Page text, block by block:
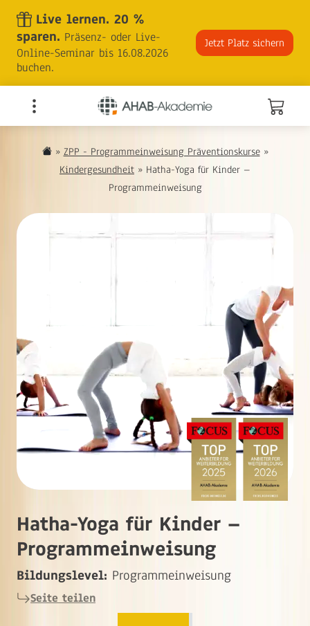
content
Live lernen. 20 %
sparen. Präsenz- oder Live-
Online-Seminar bis 16.08.2026
buchen.
Jetzt Platz sichern
» ZPP - Programmeinweisung Präventionskurse»
Kindergesundheit » Hatha-Yoga für Kinder –
Programmeinweisung
Hatha-Yoga für Kinder –
Programmeinweisung
Bildungslevel: Programmeinweisung
Seite teilen